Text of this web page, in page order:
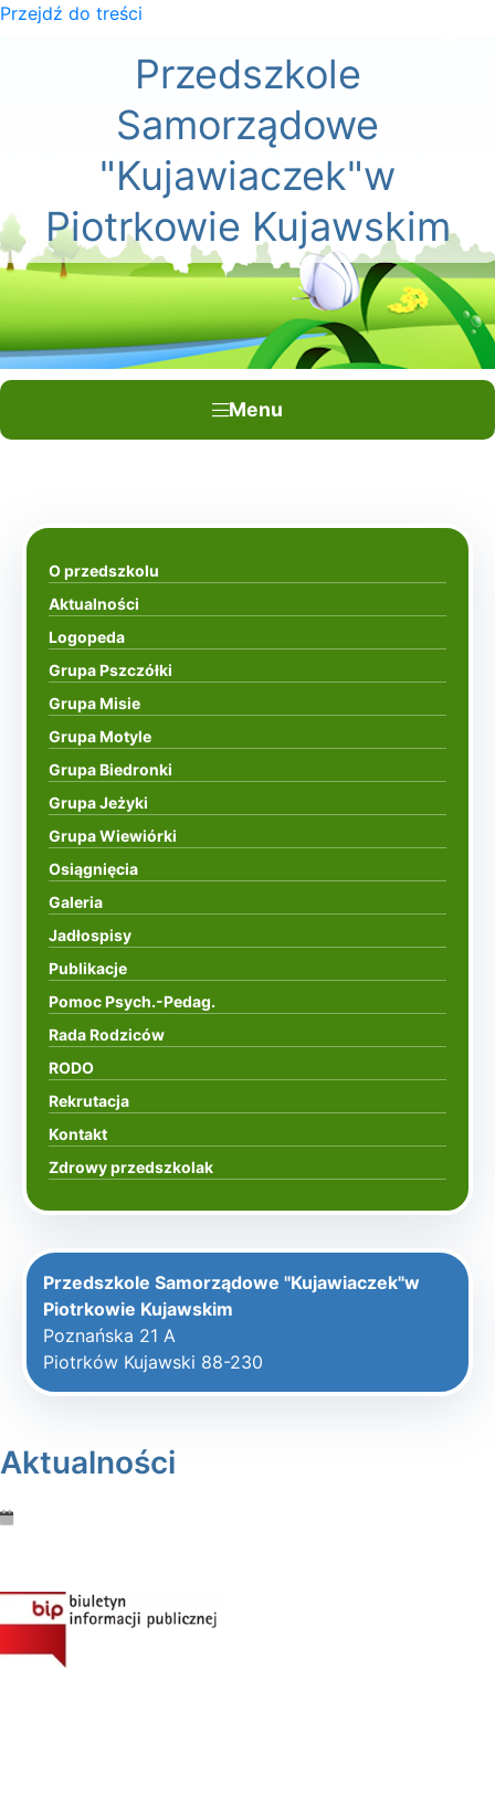
Przejdź do treści
Przedszkole
Samorządowe
"Kujawiaczek"w
Piotrkowie Kujawskim
Menu
O przedszkolu
Aktualności
Logopeda
Grupa Pszczółki
Grupa Misie
Grupa Motyle
Grupa Biedronki
Grupa Jeżyki
Grupa Wiewiórki
Osiągnięcia
Galeria
Jadłospisy
Publikacje
Pomoc Psych.-Pedag.
Rada Rodziców
RODO
Rekrutacja
Kontakt
Zdrowy przedszkolak
Przedszkole Samorządowe "Kujawiaczek"w
Piotrkowie Kujawskim
Poznańska 21 A
Piotrków Kujawski 88-230
Aktualności